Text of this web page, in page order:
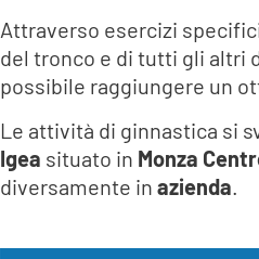
Attraverso esercizi
del tronco e di tutti gli altri
possibile raggiungere un
Le attività di ginnastica si
Igea situato in Monza
diversamente in azienda